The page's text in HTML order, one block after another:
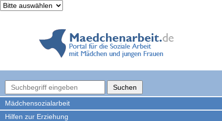
Mädchen­sozialarbeit
Hilfen zur Erziehung